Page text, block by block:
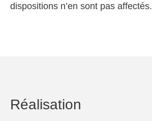
dispositions n’en sont pas affectés.
Réalisation